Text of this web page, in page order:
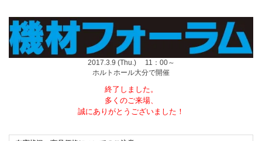
2017.3.9 (Thu.) 11：00～
ホルトホール大分で開催
終了しました。
多くのご来場、
誠にありがとうございました！